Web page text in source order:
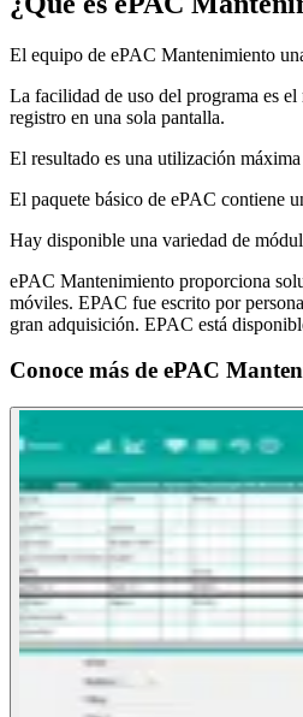
El equipo de ePAC Mantenimiento
La facilidad de uso del programa es
registro en una sola pantalla.
El resultado es una utilización
El paquete básico de ePAC contiene
Hay disponible una variedad de
ePAC Mantenimiento proporciona
móviles. EPAC fue escrito por
gran adquisición. EPAC está
Conoce más de ePAC